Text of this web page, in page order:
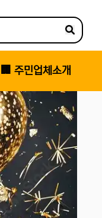
🏢 주민업체소개